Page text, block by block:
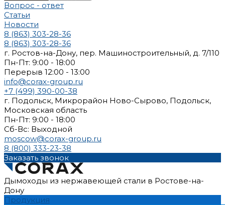
Вопрос - ответ
Статьи
Новости
8 (863) 303-28-36
8 (863) 303-28-36
г. Ростов-на-Дону, пер. Машиностроительный, д. 7/110
Пн-Пт: 9:00 - 18:00
Перерыв 12:00 - 13:00
info@corax-group.ru
+7 (499) 390-00-38
г. Подольск, Микрорайон Ново-Сырово, Подольск,
Московская область
Пн-Пт: 9:00 - 18:00
Cб-Вс: Выходной
moscow@corax-group.ru
8 (800) 333-23-38
Заказать звонок
Дымоходы из нержавеющей стали в Ростове-на-
Дону
Продукция